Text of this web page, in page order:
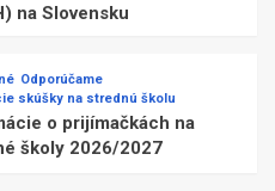
na Slovensku
Odporúčame
skúšky na strednú školu
o prijímačkách na
školy 2026/2027